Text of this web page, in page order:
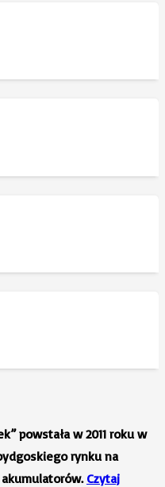
powstała w 2011 roku w
rynku na
Czytaj